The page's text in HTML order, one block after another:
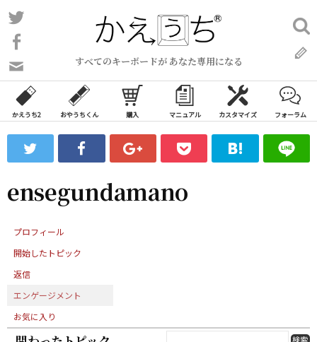
コ
ン
ン
ツ
ス
ッ
すべてのキーボードが あなた専用になる
い
合
わ
フ
ォ
ム
検
索:
かえうち2 おやうちくん 購入 マニュアル カスタマイズ フォーラム
ensegundamano
プロフィール
開始したトピック
返信
エンゲージメント
お気に入り